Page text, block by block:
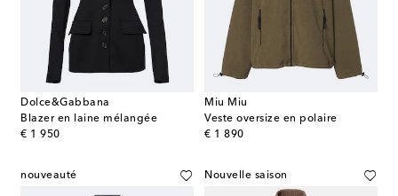
Dolce&Gabbana
Blazer en laine mélangée
€ 1 950
original price
Miu Miu
Veste oversize en polaire
€ 1 890
original price
nouveauté Nouvelle saison